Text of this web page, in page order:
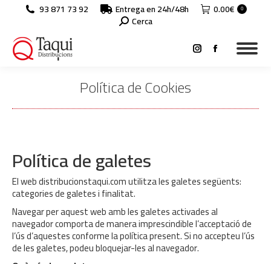
93 871 73 92 Entrega en 24h/48h 0.00€ 0
Search:
Cerca
Instagram
Facebook
Política de Cookies
You are here:
Política de galetes
El web distribucionstaqui.com utilitza les galetes següents:
categories de galetes i finalitat.
Navegar per aquest web amb les galetes activades al
navegador comporta de manera imprescindible l’acceptació de
l’ús d’aquestes conforme la política present. Si no accepteu l’ús
de les galetes, podeu bloquejar-les al navegador.